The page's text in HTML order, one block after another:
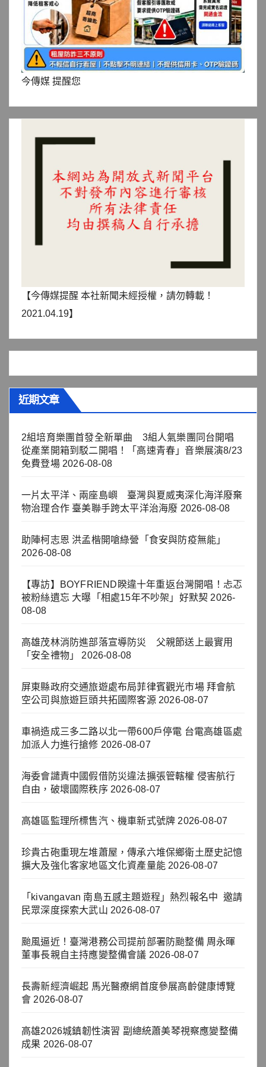
今傳媒 提醒您
【今傳媒提醒 本社新聞未經授權，請勿轉載！
2021.04.19】
近期文章
2組培育樂團首發全新單曲 3組人氣樂團同台開唱
從產業開箱到駁二開唱！「高速青春」音樂展演8/23
免費登場 2026-08-08
一片太平洋、兩座島嶼 臺灣與夏威夷深化海洋廢棄
物治理合作 臺美聯手跨太平洋治海廢 2026-08-08
助陣柯志恩 洪孟楷開嗆綠營「食安與防疫無能」
2026-08-08
【專訪】BOYFRIEND睽違十年重返台灣開唱！忐忑
被粉絲遺忘 大曝「相處15年不吵架」好默契 2026-
08-08
高雄茂林消防進部落宣導防災 父親節送上最實用
「安全禮物」
2026-08-08
屏東縣政府交通旅遊處布局菲律賓觀光市場 拜會航
空公司與旅遊巨頭共拓國際客源 2026-08-07
車禍造成三多二路以北一帶600戶停電 台電高雄區處
加派人力進行搶修 2026-08-07
海委會譴責中國假借防災違法擴張管轄權 侵害航行
自由，破壞國際秩序 2026-08-07
高雄區監理所標售汽、機車新式號牌 2026-08-07
珍貴古砲重現左堆蕭屋，傳承六堆保鄉衛土歷史記憶
擴大及強化客家地區文化資產量能 2026-08-07
「kivangavan 南島五感主題遊程」熱烈報名中 邀請
民眾深度探索大武山 2026-08-07
颱風逼近！臺灣港務公司提前部署防颱整備 周永暉
董事長親自主持應變整備會議 2026-08-07
長壽新經濟崛起 馬光醫療網首度參展高齡健康博覽
會 2026-08-07
高雄2026城鎮韌性演習 副總統蕭美琴視察應變整備
成果 2026-08-07